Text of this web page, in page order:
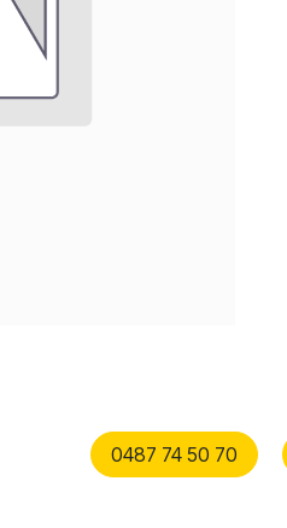
0487 74 50 70